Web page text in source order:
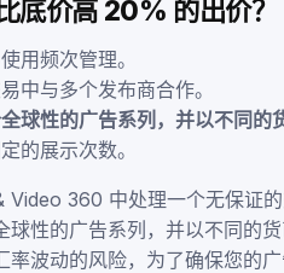
底价高 20% 的出价？
用频次管理。
中与多个发布商合作。
球性的广告系列，并以不同的
的展示次数。
Video 360 中处理一个无保证
球性的广告系列，并以不同的
率波动的风险，为了确保您的